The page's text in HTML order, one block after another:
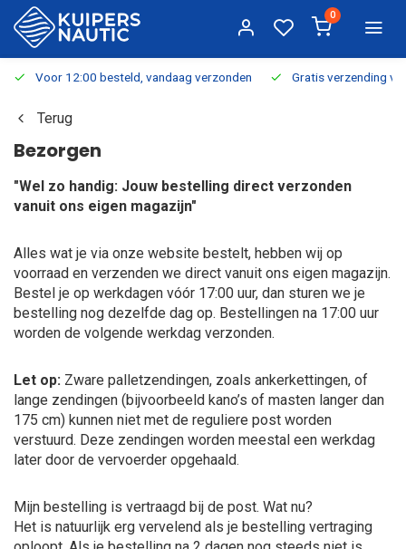
0
Voor 12:00 besteld, vandaag verzonden Gratis verzending
Terug
Bezorgen
"Wel zo handig: Jouw bestelling direct verzonden
vanuit ons eigen magazijn"
Alles wat je via onze website bestelt, hebben wij op
voorraad en verzenden we direct vanuit ons eigen magazijn.
Bestel je op werkdagen vóór 17:00 uur, dan sturen we je
bestelling nog dezelfde dag op. Bestellingen na 17:00 uur
worden de volgende werkdag verzonden.
Let op: Zware palletzendingen, zoals ankerkettingen, of
lange zendingen (bijvoorbeeld kano’s of masten langer dan
175 cm) kunnen niet met de reguliere post worden
verstuurd. Deze zendingen worden meestal een werkdag
later door de vervoerder opgehaald
Mijn bestelling is vertraagd bij de post. Wat nu?
Het is natuurlijk erg vervelend als je bestelling vertraging